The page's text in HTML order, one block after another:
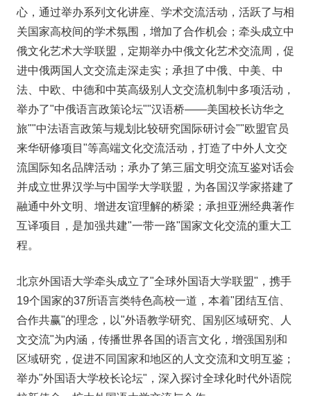
心，通过举办系列文化讲座、学术交流活动，活跃了与相
关国家高校间的学术氛围，增加了合作机会；牵头成立中
俄文化艺术大学联盟，定期举办中俄文化艺术交流周，促
进中俄两国人文交流走深走实；承担了中俄、中美、中
法、中欧、中德和中英高级别人文交流机制中多项活动，
举办了"中俄语言政策论坛""汉语桥——美国校长访华之
旅""中法语言政策与规划比较研究国际研讨会""欧盟官员
来华研修项目"等高端文化交流活动，打造了中外人文交
流国际知名品牌活动；承办了第三届文明交流互鉴对话会
并成立世界汉学与中国学大学联盟，为各国汉学家搭建了
融通中外文明、增进友谊理解的桥梁；承担亚洲经典著作
互译项目，是加强共建"一带一路"国家文化交流的重大工
程。
北京外国语大学牵头成立了"全球外国语大学联盟"，携手
19个国家的37所语言类特色高校一道，本着"团结互信、
合作共赢"的理念，以"外语教学研究、国别区域研究、人
文交流"为内涵，传播世界各国的语言文化，增强国别和
区域研究，促进不同国家和地区的人文交流和文明互鉴；
举办"外国语大学校长论坛"，深入探讨全球化时代外语院